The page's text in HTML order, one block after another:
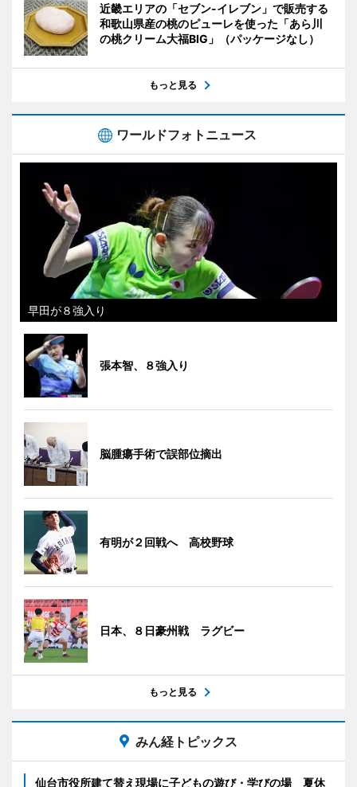
近畿エリアの「セブン-イレブン」で販売する
和歌山県産の桃のピューレを使った「あら川
の桃クリーム大福BIG」（パッケージなし）
もっと見る
ワールドフォトニュース
早田が８強入り
張本智、８強入り
脳腫瘍手術で誤部位摘出
有明が２回戦へ 高校野球
日本、８日豪州戦 ラグビー
もっと見る
みん経トピックス
仙台市役所建て替え現場に子どもの遊び・学びの場 夏休